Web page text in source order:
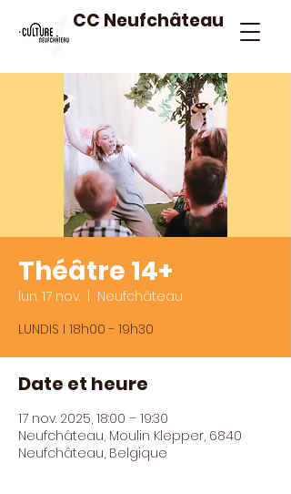
CC Neufchâteau
Théâtre 14+
lun. 17 nov.
Neufchâteau
LUNDIS I 18h00 - 19h30
Date et heure
17 nov. 2025, 18:00 – 19:30
Neufchâteau, Moulin Klepper, 6840
Neufchâteau, Belgique